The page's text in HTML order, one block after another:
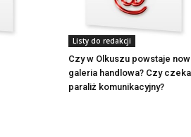
Listy do redakcji
Czy w Olkuszu powstaje
galeria handlowa? Czy
paraliż komunikacyjny?